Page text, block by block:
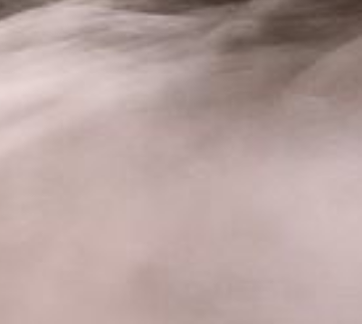
19 | 05 | 2022
Czym jest kitesurfing i jaki sprzęt jest
Jak
dom?